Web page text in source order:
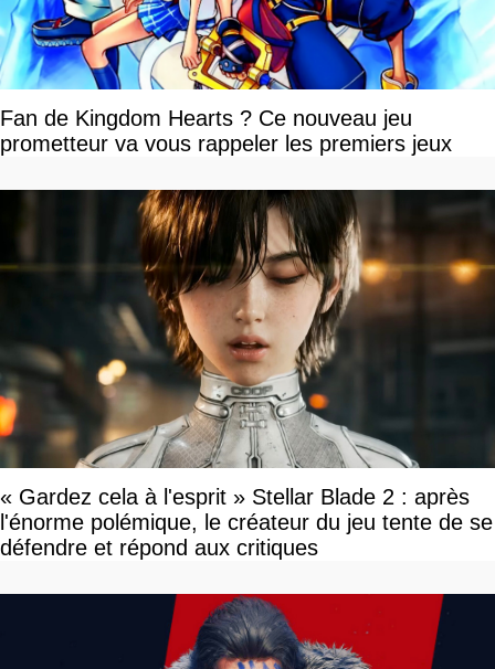
Fan de Kingdom Hearts ? Ce nouveau jeu
prometteur va vous rappeler les premiers jeux
« Gardez cela à l'esprit » Stellar Blade 2 : après
l'énorme polémique, le créateur du jeu tente de se
défendre et répond aux critiques